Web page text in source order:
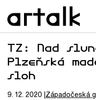
TZ: Nad
Plzeňská
sloh
9. 12. 2020 Západočeská